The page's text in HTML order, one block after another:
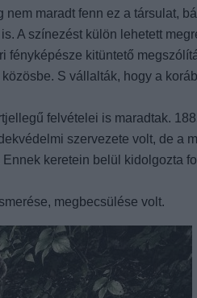
maradt fenn ez a társulat,
A színezést külön lehetett
fényképésze kitüntető
S vállalták, hogy a
felvételei is maradtak.
szervezete volt, de a
keretein belül kidolgozta
megbecsülése volt.